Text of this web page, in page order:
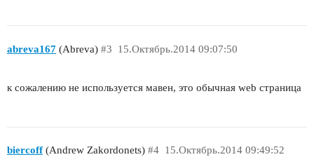
abreva167 (Abreva) 15.Октябрь.2014 09:07:50
#3
к сожалению не используется мавен, это обычная web страница
biercoff(Andrew Zakordonets) 15.Октябрь.2014 09:49:52
#4